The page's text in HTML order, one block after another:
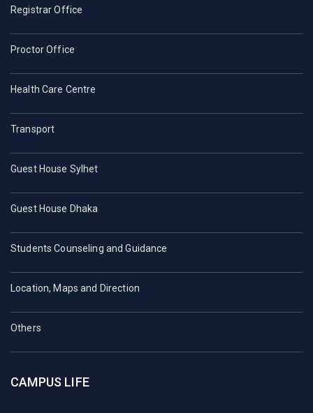
Registrar Office
Proctor Office
Health Care Centre
Transport
Guest House Sylhet
Guest House Dhaka
Students Counseling and Guidance
Location, Maps and Direction
Others
CAMPUS LIFE